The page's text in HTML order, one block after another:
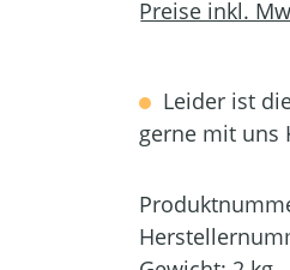
Preise inkl.
Leider ist
gerne mit uns